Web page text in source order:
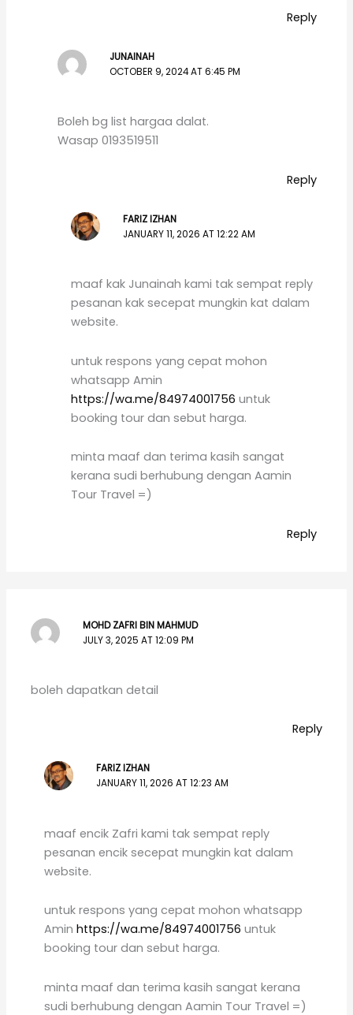
Reply
JUNAINAH
OCTOBER 9, 2024 AT 6:45 PM
Boleh bg list hargaa dalat.
Wasap 0193519511
Reply
FARIZ IZHAN
JANUARY 11, 2026 AT 12:22 AM
maaf kak Junainah kami tak sempat reply
pesanan kak secepat mungkin kat dalam
website.
untuk respons yang cepat mohon
whatsapp Amin
https://wa.me/84974001756 untuk
booking tour dan sebut harga.
minta maaf dan terima kasih sangat
kerana sudi berhubung dengan Aamin
Tour Travel =)
Reply
MOHD ZAFRI BIN MAHMUD
JULY 3, 2025 AT 12:09 PM
boleh dapatkan detail
Reply
FARIZ IZHAN
JANUARY 11, 2026 AT 12:23 AM
maaf encik Zafri kami tak sempat reply
pesanan encik secepat mungkin kat dalam
website.
untuk respons yang cepat mohon whatsapp
Aminhttps://wa.me/84974001756 untuk
booking tour dan sebut harga.
minta maaf dan terima kasih sangat kerana
sudi berhubung dengan Aamin Tour Travel =)